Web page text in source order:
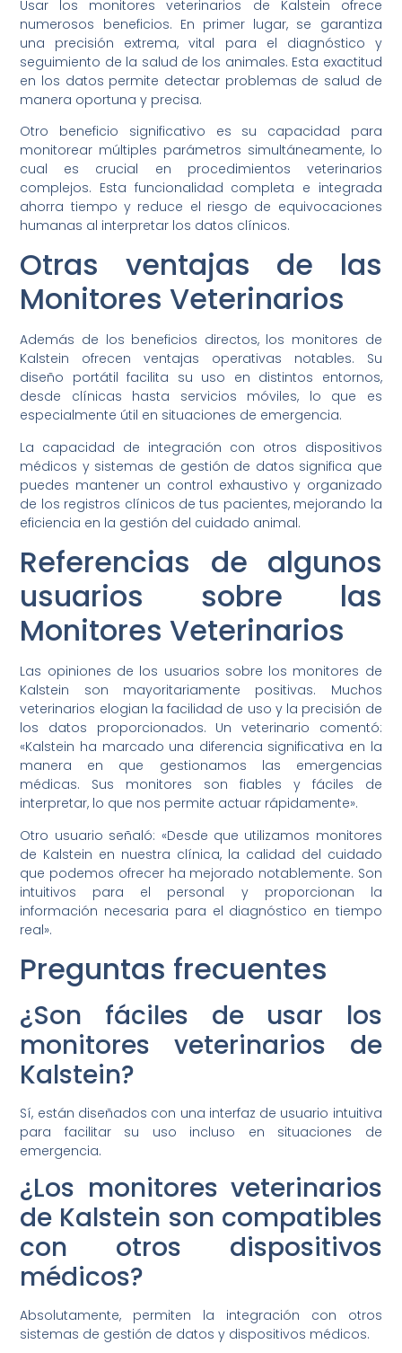
Usar los monitores veterinarios de Kalstein ofrece
numerosos beneficios. En primer lugar, se garantiza
una precisión extrema, vital para el diagnóstico y
seguimiento de la salud de los animales. Esta exactitud
en los datos permite detectar problemas de salud de
manera oportuna y precisa.
Otro beneficio significativo es su capacidad para
monitorear múltiples parámetros simultáneamente, lo
cual es crucial en procedimientos veterinarios
complejos. Esta funcionalidad completa e integrada
ahorra tiempo y reduce el riesgo de equivocaciones
humanas al interpretar los datos clínicos.
Otras ventajas de las
Monitores Veterinarios
Además de los beneficios directos, los monitores de
Kalstein ofrecen ventajas operativas notables. Su
diseño portátil facilita su uso en distintos entornos,
desde clínicas hasta servicios móviles, lo que es
especialmente útil en situaciones de emergencia.
La capacidad de integración con otros dispositivos
médicos y sistemas de gestión de datos significa que
puedes mantener un control exhaustivo y organizado
de los registros clínicos de tus pacientes, mejorando la
eficiencia en la gestión del cuidado animal.
Referencias de algunos
usuarios sobre las
Monitores Veterinarios
Las opiniones de los usuarios sobre los monitores de
Kalstein son mayoritariamente positivas. Muchos
veterinarios elogian la facilidad de uso y la precisión de
los datos proporcionados. Un veterinario comentó:
«Kalstein ha marcado una diferencia significativa en la
manera en que gestionamos las emergencias
médicas. Sus monitores son fiables y fáciles de
interpretar, lo que nos permite actuar rápidamente».
Otro usuario señaló: «Desde que utilizamos monitores
de Kalstein en nuestra clínica, la calidad del cuidado
que podemos ofrecer ha mejorado notablemente. Son
intuitivos para el personal y proporcionan la
información necesaria para el diagnóstico en tiempo
real».
Preguntas frecuentes
¿Son fáciles de usar los
monitores veterinarios de
Kalstein?
Sí, están diseñados con una interfaz de usuario intuitiva
para facilitar su uso incluso en situaciones de
emergencia.
¿Los monitores veterinarios
de Kalstein son compatibles
con otros dispositivos
médicos?
Absolutamente, permiten la integración con otros
sistemas de gestión de datos y dispositivos médicos.